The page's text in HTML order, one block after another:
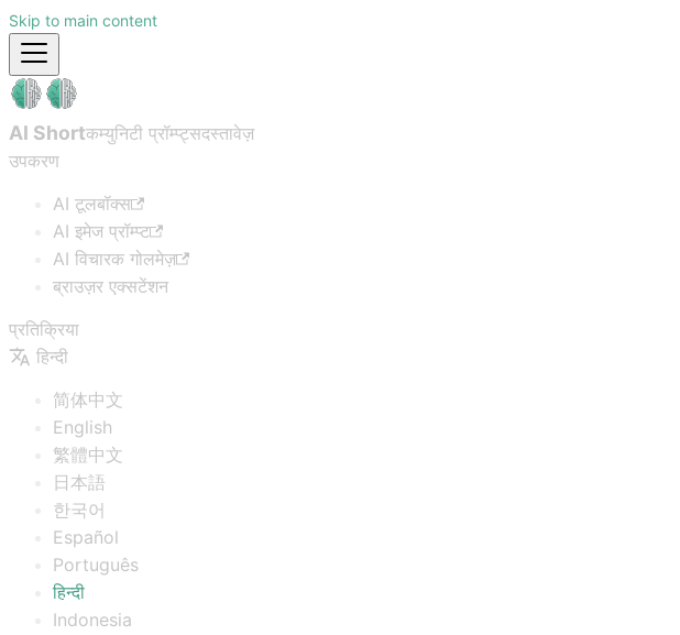
Skip to main content
AI Shortकम्युनिटी प्रॉम्प्ट्सदस्तावेज़
उपकरण
AI टूलबॉक्स
AI इमेज प्रॉम्प्ट
AI विचारक गोलमेज़
ब्राउज़र एक्सटेंशन
प्रतिक्रिया
हिन्दी
简体中文
English
繁體中文
日本語
한국어
Español
Português
हिन्दी
Indonesia